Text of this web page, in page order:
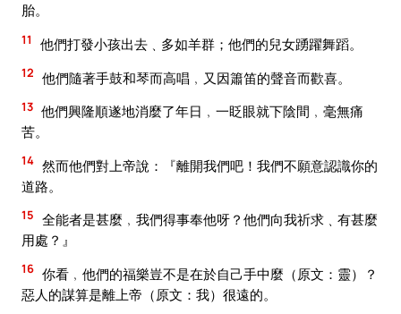
胎。
11 他們打發小孩出去﹑多如羊群；他們的兒女踴躍舞蹈。
12 他們隨著手鼓和琴而高唱﹐又因簫笛的聲音而歡喜。
13 他們興隆順遂地消麼了年日﹐一眨眼就下陰間﹐毫無痛
苦。
14 然而他們對上帝說：『離開我們吧！我們不願意認識你的
道路。
15 全能者是甚麼﹐我們得事奉他呀？他們向我祈求﹑有甚麼
用處？』
16 你看﹐他們的福樂豈不是在於自己手中麼（原文：靈）？
惡人的謀算是離上帝（原文：我）很遠的。